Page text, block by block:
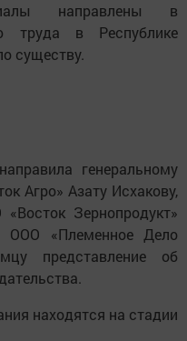
направлены в
труда в Республике
существу.
генеральному
Агро» Азату Исхакову,
Зернопродукт»
ООО «Племенное Дело
представление об
находятся на стадии